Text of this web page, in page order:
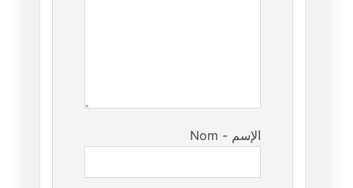
Nom - الإسم